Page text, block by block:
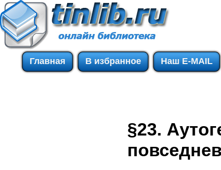
Главная В избранное Наш E-MAIL
§23.